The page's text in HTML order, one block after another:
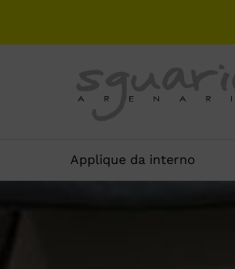
Applique da interno